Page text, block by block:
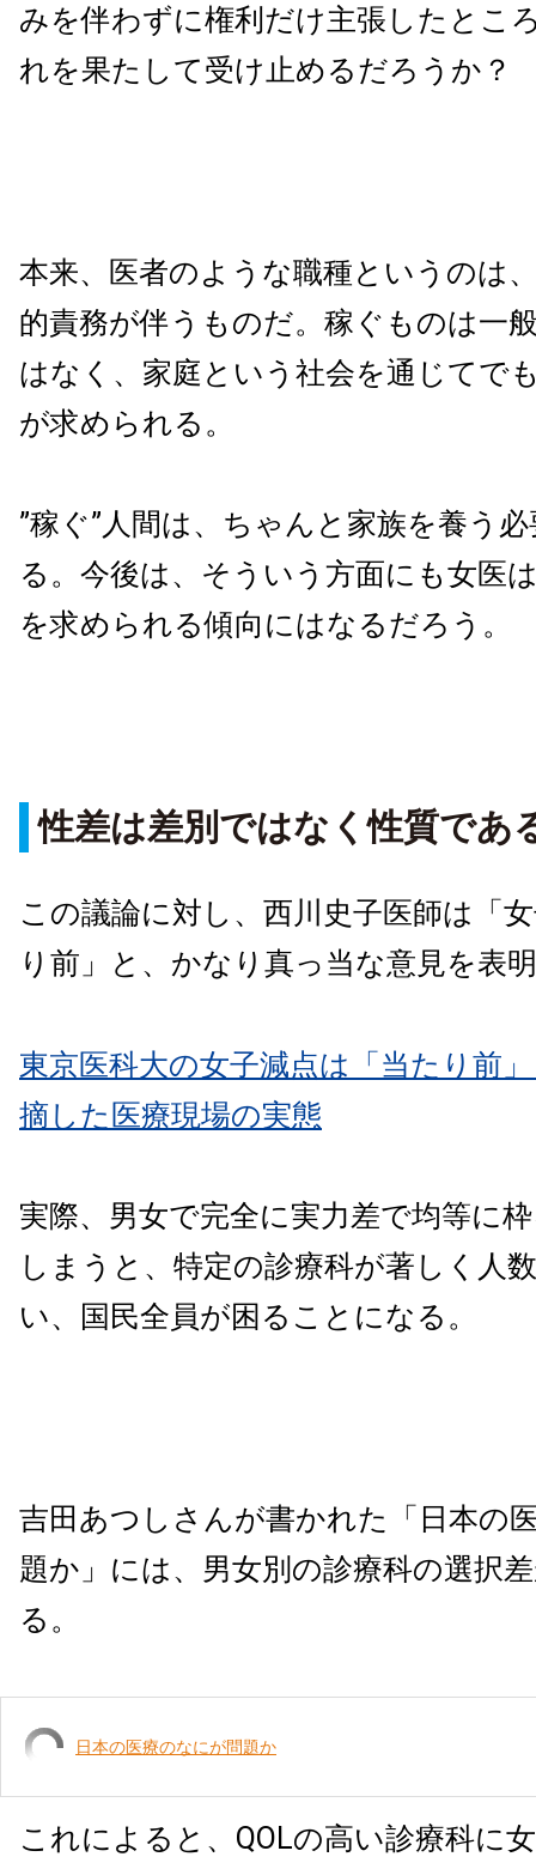
みを伴わずに権利だけ主張したとこ
れを果たして受け止めるだろうか？
本来、医者のような職種というのは
的責務が伴うものだ。稼ぐものは一
はなく、家庭という社会を通じてで
が求められる。
”稼ぐ”人間は、ちゃんと家族を養う
る。今後は、そういう方面にも女医
を求められる傾向にはなるだろう。
性差は差別ではなく性質であ
この議論に対し、西川史子医師は「
り前」と、かなり真っ当な意見を表
東京医科大の女子減点は「当たり前
摘した医療現場の実態
実際、男女で完全に実力差で均等に
しまうと、特定の診療科が著しく人
い、国民全員が困ることになる。
吉田あつしさんが書かれた「日本の
題か」には、男女別の診療科の選択
る。
日本の医療のなにが問題か
これによると、QOLの高い診療科に